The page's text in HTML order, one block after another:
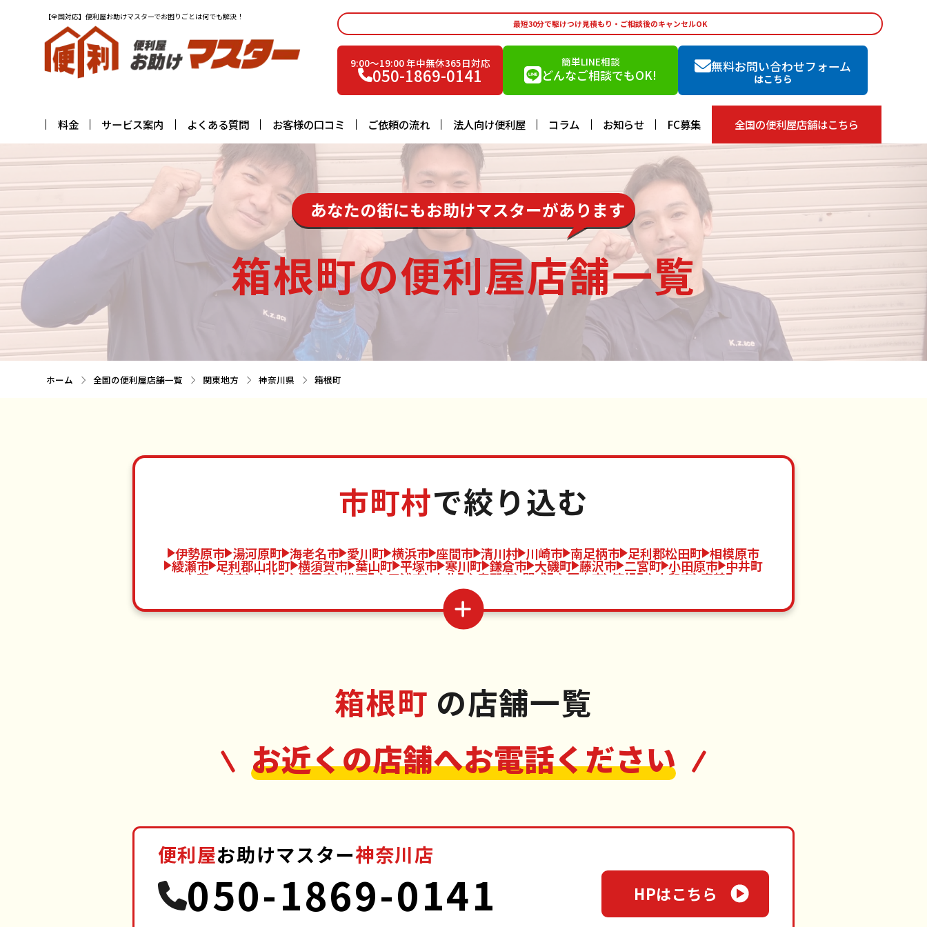
【全国対応】便利屋お助けマスターでお困りごとは何でも解決！
最短30分で駆けつけ見積もり・ご相談後のキャンセルOK
9:00〜19:00 年中無休365日対応
050-1869-0141
簡単LINE相談
どんなご相談でもOK!
無料お問い合わせフォーム
はこちら
料金 サービス案内 よくある質問 お客様の口コミ ご依頼の流れ 法人向け便利屋 コラム お知らせ FC募集 全国の便利屋店舗はこちら
あなたの街にもお助けマスターがあります
箱根町の便利屋店舗一覧
ホーム 全国の便利屋店舗一覧 関東地方 神奈川県 箱根町
市町村で絞り込む
伊勢原市 湯河原町 海老名市 愛川町 横浜市 座間市 清川村 川崎市 南足柄市 足利郡松田町 相模原市
綾瀬市 足利郡山北町 横須賀市 葉山町 平塚市 寒川町 鎌倉市 大磯町 藤沢市 二宮町 小田原市 中井町
茅ヶ崎市 大井町 逗子市 松田町 三浦市 山北町 秦野市 開成町 厚木市 箱根町 大和市 真鶴町
箱根町 の店舗一覧
お近くの店舗へお電話ください
便利屋お助けマスター神奈川店
050-1869-0141 HPはこちら